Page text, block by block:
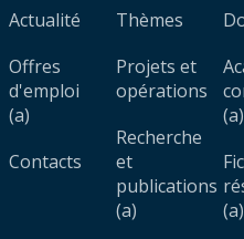
Actualité
Offres
d'emploi
(a)
Contacts
Thèmes
Projets et
opérations
Recherche
et
publications
(a)
(a)
(a)